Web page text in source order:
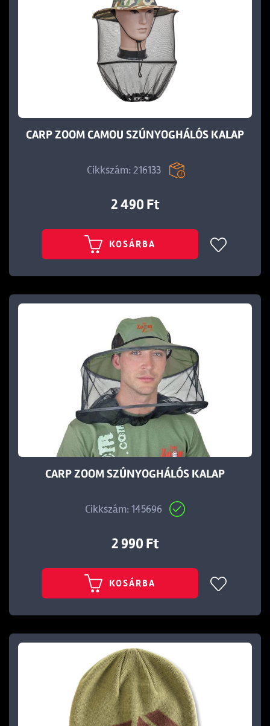
CARP ZOOM CAMOU SZÚNYOGHÁLÓS KALAP
Cikkszám: 216133
2 490 Ft
KOSÁRBA
CARP ZOOM SZÚNYOGHÁLÓS KALAP
Cikkszám: 145696
2 990 Ft
KOSÁRBA